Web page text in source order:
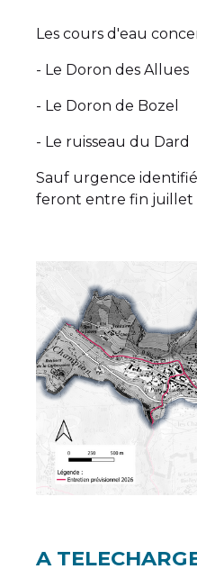
Les cours d'eau
- Le Doron des Allues
- Le Doron de Bozel
- Le ruisseau du Dard
Sauf urgence
feront entre fin juillet
A